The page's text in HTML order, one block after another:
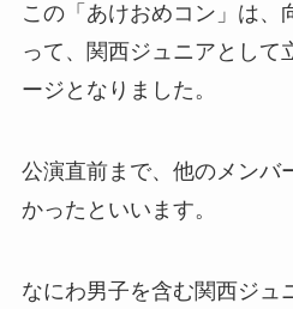
この「あけおめコン」は、
って、関西ジュニアとして
ージとなりました。
公演直前まで、他のメンバ
かったといいます。
なにわ男子を含む関西ジュ